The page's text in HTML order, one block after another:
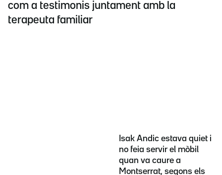
com a testimonis juntament amb la
terapeuta familiar
Isak Andic estava quiet i
no feia servir el mòbil
quan va caure a
Montserrat, segons els